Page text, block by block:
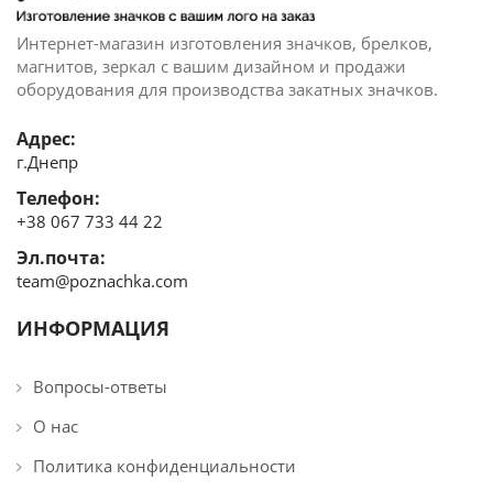
Интернет-магазин изготовления значков, брелков,
магнитов, зеркал c вашим дизайном и продажи
оборудования для производства закатных значков.
Адрес:
г.Днепр
Телефон:
+38 067 733 44 22
Эл.почта:
team@poznachka.com
ИНФОРМАЦИЯ
Вопросы-ответы
О нас
Политика конфиденциальности